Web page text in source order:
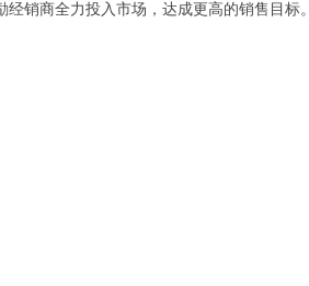
销商全力投入市场，达成更高的销售目标。